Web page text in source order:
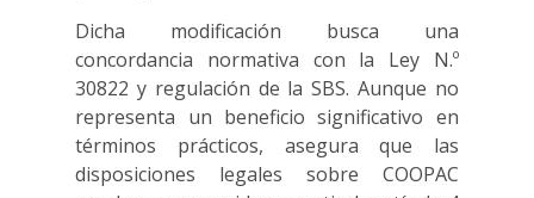
Dicha modificación busca una
concordancia normativa con la Ley N.º
30822 y regulación de la SBS. Aunque no
representa un beneficio significativo en
términos prácticos, asegura que las
disposiciones legales sobre COOPAC